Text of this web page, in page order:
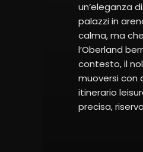
un’eleganza
palazzi in
calma, ma
l’Oberland
contesto, il
muoversi con
itinerario
precisa,